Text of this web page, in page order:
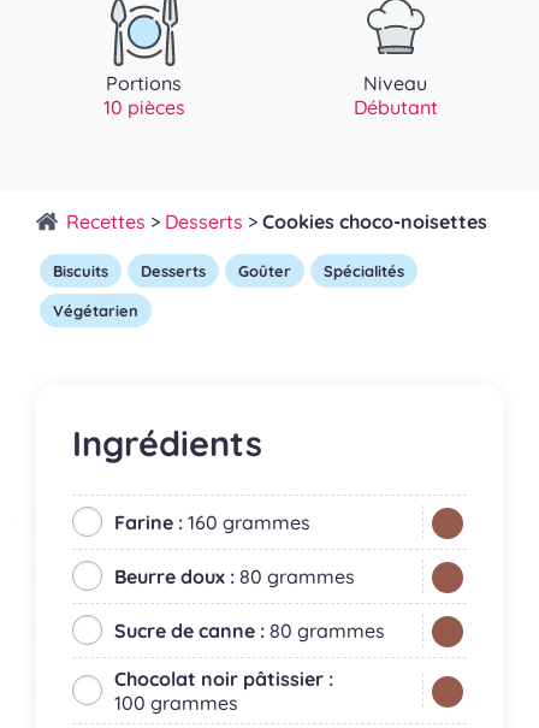
Portions
10 pièces
Niveau
Débutant
Recettes > Desserts > Cookies choco-noisettes
Biscuits Desserts Goûter Spécialités
Végétarien
Ingrédients
Farine : 160 grammes
Beurre doux : 80 grammes
Sucre de canne : 80 grammes
Chocolat noir pâtissier :
100 grammes